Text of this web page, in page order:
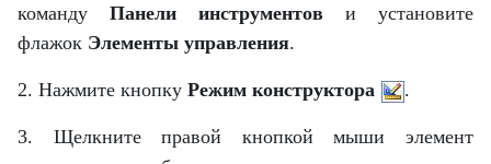
команду Панели инструментов и установите
флажок Элементы управления.
2. Нажмите кнопку Режим конструктора .
3. Щелкните правой кнопкой мыши элемент